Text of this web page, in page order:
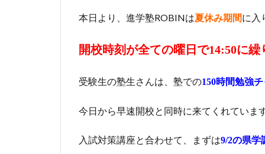
本日より、進学塾ROBINは夏休み期間に入
開校時刻が全ての曜日で14:50に
受験生の塾生さんは、塾での150時間勉強
今日から早速開校と同時に来てくれていま
入試対策講座と合わせて、まずは9/2の県学